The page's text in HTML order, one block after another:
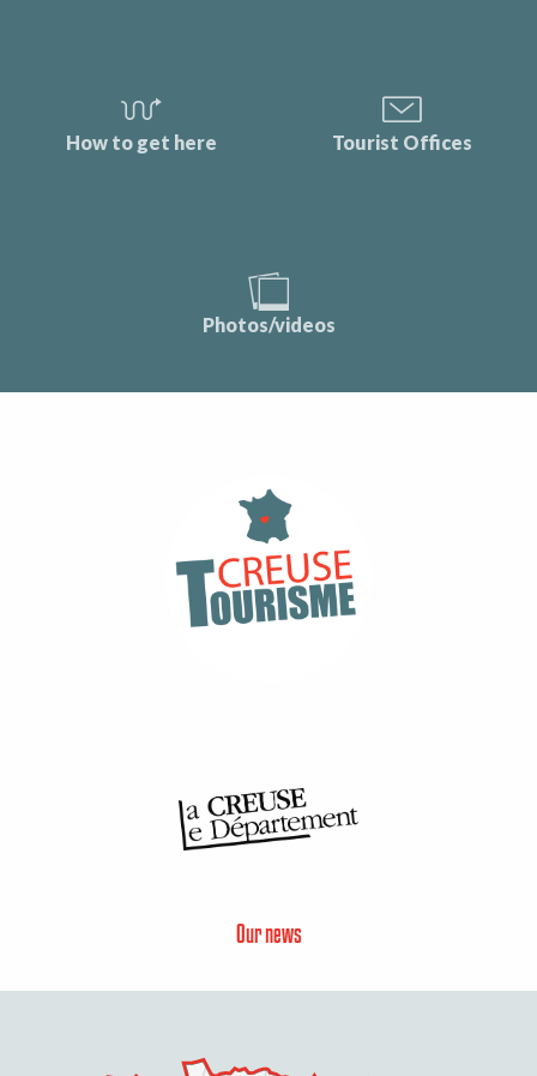
How to get here Tourist Offices
Photos/videos
Our news